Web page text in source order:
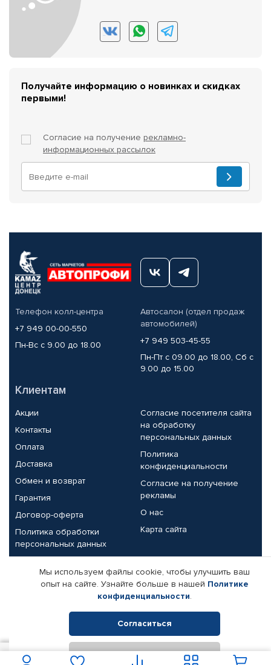
Получайте информацию о новинках и скидках
первыми!
Согласие на получение рекламно-
информационных рассылок
Телефон колл-центра
+7 949 00-00-550
Пн-Вс с 9.00 до 18.00
Автосалон (отдел продаж
автомобилей)
+7 949 503-45-55
Пн-Пт с 09.00 до 18.00, Сб с
9.00 до 15.00
Клиентам
Акции
Контакты
Оплата
Доставка
Обмен и возврат
Гарантия
Договор-оферта
Политика обработки
персональных данных
Согласие посетителя сайта
на обработку
персональных данных
Политика
конфиденциальности
Согласие на получение
рекламы
О нас
Карта сайта
Партнерам
Корпоративным клиентам
Поставщикам
Реквизиты компании
© КАМАЗ ЦЕНТР ДОНЕЦК, 2015-2026. Все права защищены.
Мы используем файлы cookie, чтобы улучшить ваш
опыт на сайте. Узнайте больше в нашей Политике
конфиденциальности.
Согласиться
Отклонить